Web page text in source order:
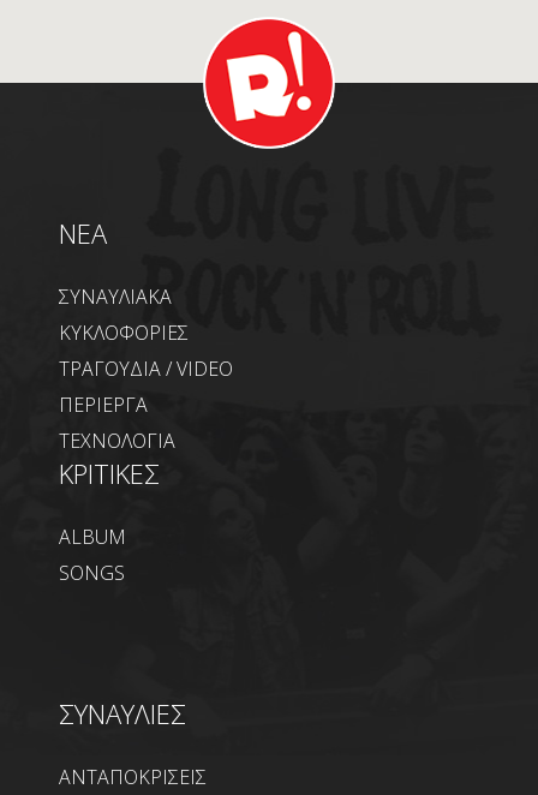
NEA
ΣΥΝΑΥΛΙΑΚΑ
ΚΥΚΛΟΦΟΡΙΕΣ
ΤΡΑΓΟΥΔΙΑ / VIDEO
ΠΕΡΙΕΡΓΑ
ΤΕΧΝΟΛΟΓΙΑ
ΚΡΙΤΙΚΕΣ
ALBUM
SONGS
ΣΥΝΑΥΛΙΕΣ
ΑΝΤΑΠΟΚΡΙΣΕΙΣ